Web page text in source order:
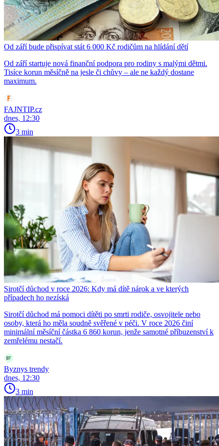
Od září bude přispívat stát 6 000 Kč rodičům na hlídání dětí
Od září startuje nová finanční podpora pro rodiny s malými dětmi.
Tisíce korun měsíčně na jesle či chůvy – ale ne každý dostane
maximum.
FAJNTIP.cz
dnes, 12:30
3 min
Sirotčí důchod v roce 2026: Kdy má dítě nárok a ve kterých
případech ho nezíská
Sirotčí důchod má pomoci dítěti po smrti rodiče, osvojitele nebo
osoby, která ho měla soudně svěřené v péči. V roce 2026 činí
minimální měsíční částka 6 860 korun, jenže samotné příbuzenství k
zemřelému nestačí.
Byznys trendy
dnes, 12:30
3 min